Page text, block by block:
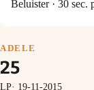
Beluister · 30
ADELE
25
LP· 19-11-2015